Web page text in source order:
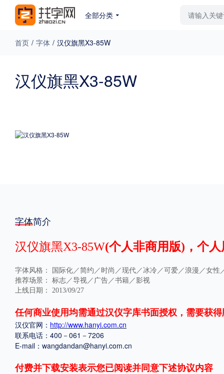
全部分类
免费下载 收费下载
格式
.TTF .OTF
中国大陆 中国港澳台 更多
POP字体下载 字库打包下载 海报素材下载
首页 / 字体 / 汉仪旗黑X3-85W
汉仪旗黑X3-85W
字体简介
汉仪旗黑X3-85W(个人非商用版)，个
字体风格：
国际化／简约／时尚／现代／冰冷／可爱／浪漫／女性
推荐场景： 标志／导视／广告／书籍／影视
上线日期： 2013/09/27
任何商业使用均需通过汉仪字库书面授权，需要获
汉仪官网： http://www.hanyi.com.cn
联系电话：400－061－7206
E-mail：wangdandan@hanyi.com.cn
付费并下载安装表示您已阅读并同意下述协议内容